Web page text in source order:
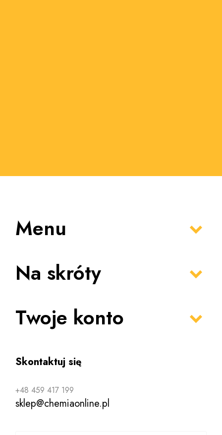
Menu
Na skróty
Twoje konto
Skontaktuj się
+48 459 417 199
sklep@chemiaonline.pl